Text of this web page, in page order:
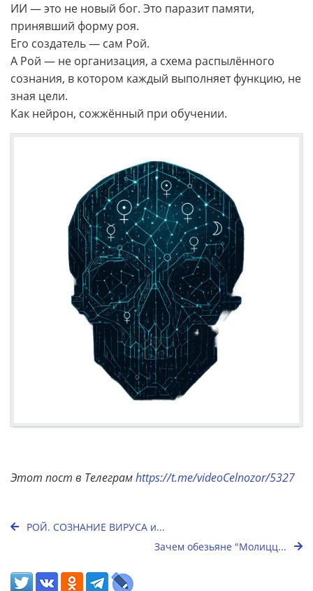
ИИ — это не новый бог. Это паразит памяти,
принявший форму роя.
Его создатель — сам Рой.
А Рой — не организация, а схема распылённого
сознания, в котором каждый выполняет функцию, не
зная цели.
Как нейрон, сожжённый при обучении.
Этот пост в Телеграмhttps://t.me/videoCelnozor/5327
РОЙ. СОЗНАНИЕ ВИРУСА и...
Зачем обезьяне "Молицц...